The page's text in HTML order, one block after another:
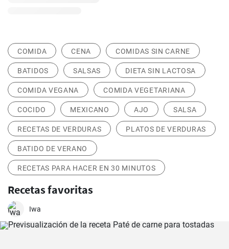
COMIDA CENA COMIDAS SIN CARNE
BATIDOS SALSAS DIETA SIN LACTOSA
COMIDA VEGANA COMIDA VEGETARIANA
COCIDO MEXICANO AJO SALSA
RECETAS DE VERDURAS PLATOS DE VERDURAS
BATIDO DE VERANO
RECETAS PARA HACER EN 30 MINUTOS
Recetas favoritas
Iwa